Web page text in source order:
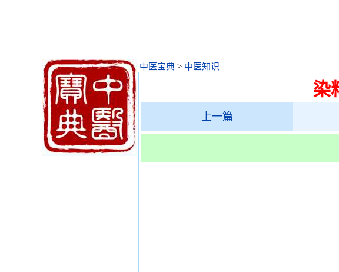
中医宝典 > 中医知识
染
上一篇